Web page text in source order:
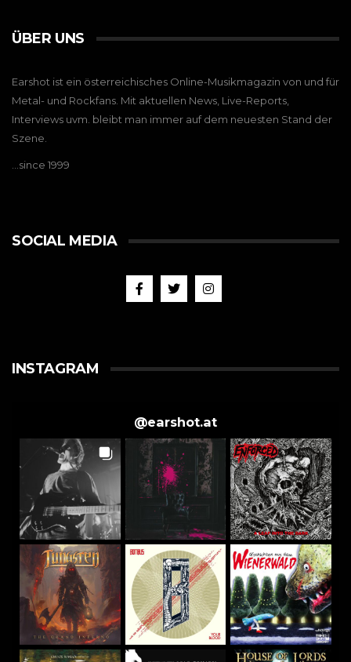
ÜBER UNS
Earshot ist ein österreichisches Online-Musikmagazin von und für
Metal- und Rockfans. Mit aktuellen News, Live-Reports,
Interviews uvm. bleibt man immer auf dem neuesten Stand der
Szene.
…since 1999
SOCIAL MEDIA
INSTAGRAM
@earshot.at